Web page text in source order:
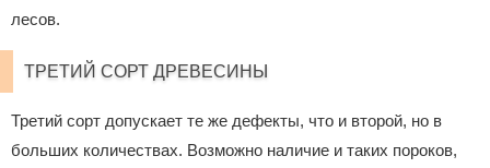
лесов.
ТРЕТИЙ СОРТ ДРЕВЕСИНЫ
Третий сорт допускает те же дефекты, что и второй, но в
больших количествах. Возможно наличие и таких пороков,